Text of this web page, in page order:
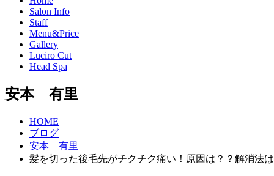
Salon Info
Staff
Menu&Price
Gallery
Luciro Cut
Head Spa
安本 有里
HOME
ブログ
安本 有里
髪を切った後毛先がチクチク痛い！原因は？？解消法